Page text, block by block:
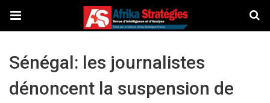
Sénégal: les journalistes
dénoncent la suspension de